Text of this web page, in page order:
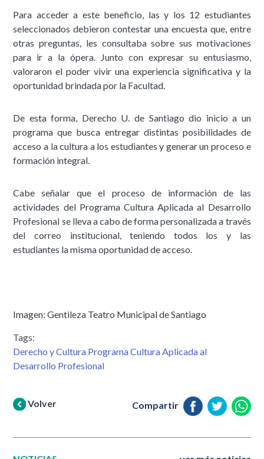
Para acceder a este beneficio, las y los 12 estudiantes
seleccionados debieron contestar una encuesta que, entre
otras preguntas, les consultaba sobre sus motivaciones
para ir a la ópera. Junto con expresar su entusiasmo,
valoraron el poder vivir una experiencia significativa y la
oportunidad brindada por la Facultad.
De esta forma, Derecho U. de Santiago dio inicio a un
programa que busca entregar distintas posibilidades de
acceso a la cultura a los estudiantes y generar un proceso e
formación integral.
Cabe señalar que el proceso de información de las
actividades del Programa Cultura Aplicada al Desarrollo
Profesional se lleva a cabo de forma personalizada a través
del correo institucional, teniendo todos los y las
estudiantes la misma oportunidad de acceso.
Imagen: Gentileza Teatro Municipal de Santiago
Tags:
Derecho y Cultura Programa Cultura Aplicada al
Desarrollo Profesional
Volver Compartir